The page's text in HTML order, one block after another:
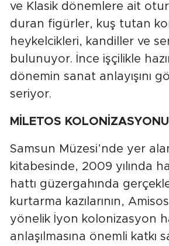
ve Klasik dönemlere ait
duran figürler, kuş tutan
heykelcikleri, kandiller ve
bulunuyor. İnce işçilikle
dönemin sanat anlayışını
seriyor.
MİLETOS KOLONİZASYONU
Samsun Müzesi’nde yer
kitabesinde, 2009 yılında
hattı güzergahında
kurtarma kazılarının,
yönelik İyon kolonizasyon
anlaşılmasına önemli katkı